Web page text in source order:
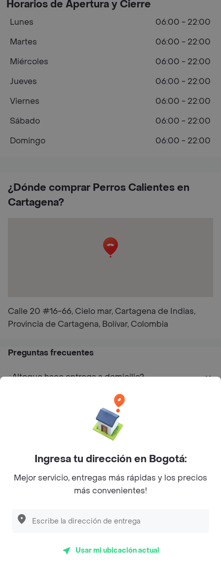
¿Dónde comprar Perros Calientes en
Cartagena?
Calle 20 #16-66, Cielo mar, Cartagena de Indias,
Provincia de Cartagena, Bolívar, Colombia
Horarios de Apertura y Cierre
Lunes
06:00 - 22:00
Martes
06:00 - 22:00
Miércoles
06:00 - 22:00
Jueves
06:00 - 22:00
Viernes
06:00 - 22:00
Sábado
06:00 - 22:00
Domingo
06:00 - 22:00
Preguntas frecuentes
¿Altoque hace entrega a domicilio?
¿Cuál es la dirección de Altoque?
¿Cuáles son las promociones de Altoque?
Restaurantes similares a Altoque - Cartagena
Philippe
Ingresa tu dirección en Bogotá:
Mejor servicio, entregas más rápidas y los precios
más convenientes!
Usar mi ubicación actual